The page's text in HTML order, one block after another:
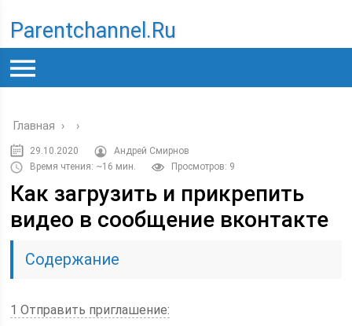
Parentchannel.ru
Главная › ›
29.10.2020
Андрей Смирнов
Время чтения: ~16 мин.
Просмотров: 9
Как загрузить и прикрепить
видео в сообщение вконтакте
Содержание
1 Отправить приглашение: